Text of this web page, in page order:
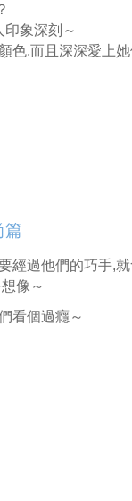
象深刻～
色,而且深深愛上
篇
經過他們的巧手,
像～
看個過癮～